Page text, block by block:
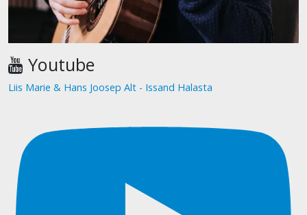
Youtube
Liis Marie & Hans Joosep Alt - Issand Halasta